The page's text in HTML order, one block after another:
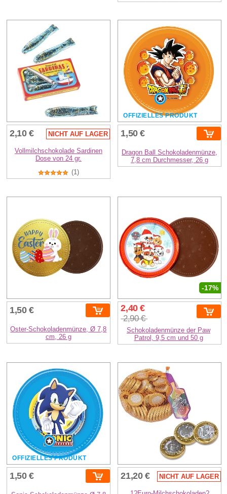
2,10 € NICHT AUF LAGER
Vollmilchschokolade Sardinen
Dose von 24 gr.
(1)
OFFIZIELLES PRODUKT
1,50 €
Dragon Ball Schokoladenmünze,
7,8 cm Durchmesser, 26 g
1,50 €
Oster-Schokoladenmünze, Ø 7,8
cm, 26 g
-17%
2,40 €
2,90 €
Schokoladenmünze der Paw
Patrol, 9,5 cm und 50 g
OFFIZIELLES PRODUKT
1,50 € 21,20 € NICHT AUF LAGER